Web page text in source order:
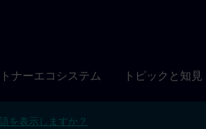
ナーエコシステム トピックと知見
を表示しますか？